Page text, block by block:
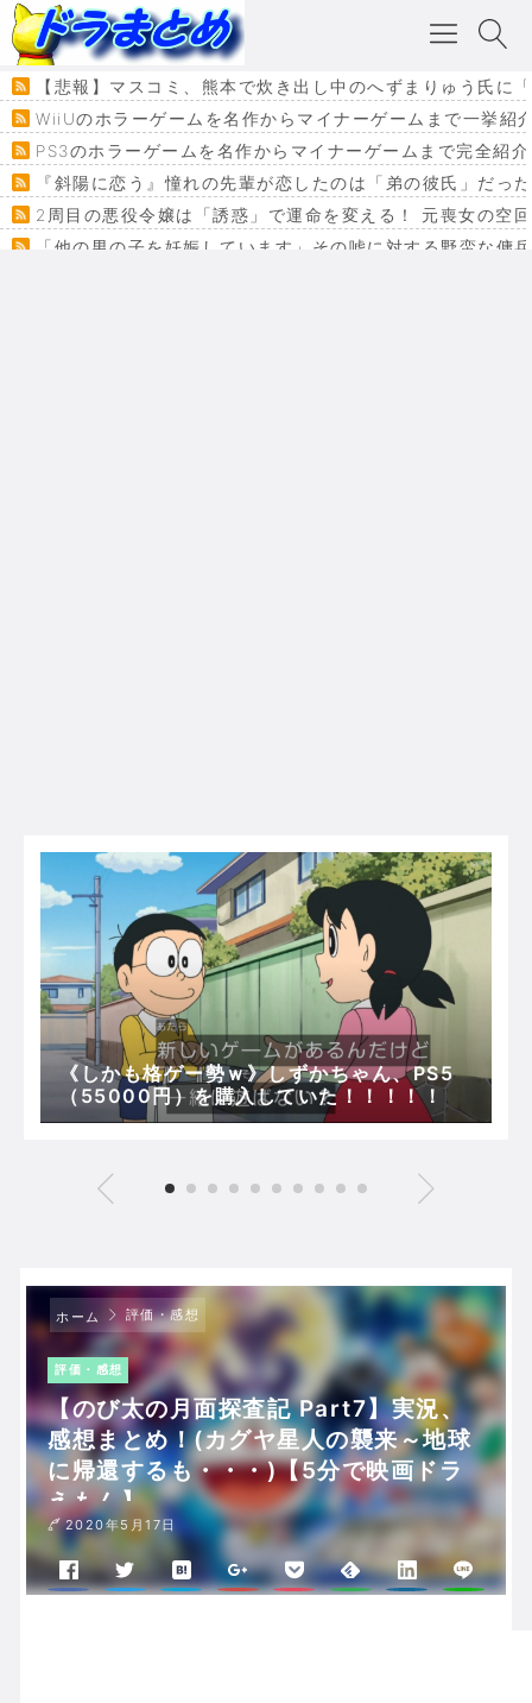
【悲報】マスコミ、熊本で炊き出し中のへずまりゅう氏に
WiiUのホラーゲームを名作からマイナーゲームまで一挙紹
PS3のホラーゲームを名作からマイナーゲームまで完全紹
『斜陽に恋う』憧れの先輩が恋したのは「弟の彼氏」だっ
2周目の悪役令嬢は「誘惑」で運命を変える！ 元喪女の空
「他の男の子を妊娠しています」その嘘に対する野蛮な
《しかも格ゲー勢ｗ》しずかちゃん、PS5
（55000円）を購入していた！！！！！
ホーム 評価・感想
評価・感想
【のび太の月面探査記 Part7】実況、
感想まとめ！(カグヤ星人の襲来～地球
に帰還するも・・・)【5分で映画ドラ
えもん】
2020年5月17日